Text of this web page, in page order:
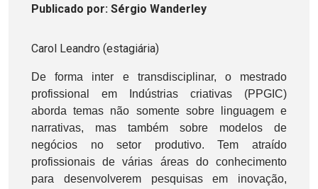
UNICAP: inscrições
abertas
Publicado por: Sérgio Wanderley
Carol Leandro (estagiária)
De forma inter e transdisciplinar, o mestrado
profissional em Indústrias criativas (PPGIC)
aborda temas não somente sobre linguagem e
narrativas, mas também sobre modelos de
negócios no setor produtivo. Tem atraído
profissionais de várias áreas do conhecimento
para desenvolverem pesquisas em inovação,